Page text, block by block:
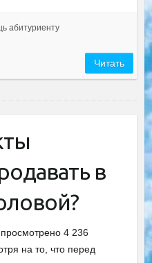
абитуриенту
Читать
в
4 236
на то, что перед